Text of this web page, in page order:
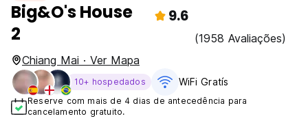
Big&O's House
2
9.6
(1958 Avaliações)
Chiang Mai · Ver Mapa
10+ hospedados WiFi Gratís
Reserve com mais de 4 dias de antecedência para
cancelamento gratuito.